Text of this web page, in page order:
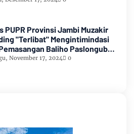
PUPR Provinsi Jambi Muzakir
"Terlibat" Mengintimindasi
Baliho Paslongub
Sudirman
November 17, 2024 0